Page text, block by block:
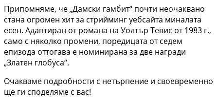
Припомняме, че „Дамски гамбит“ почти неочаквано
стана огромен хит за стрийминг уебсайта миналата
есен. Адаптиран от романа на Уолтър Тевис от 1983 г.,
само с няколко промени, поредицата от седем
епизода оттогава е номинирана за две награди
„Златен глобуса“.
Очакваме подробности с нетърпение и своевременно
ще ги споделяме с вас!